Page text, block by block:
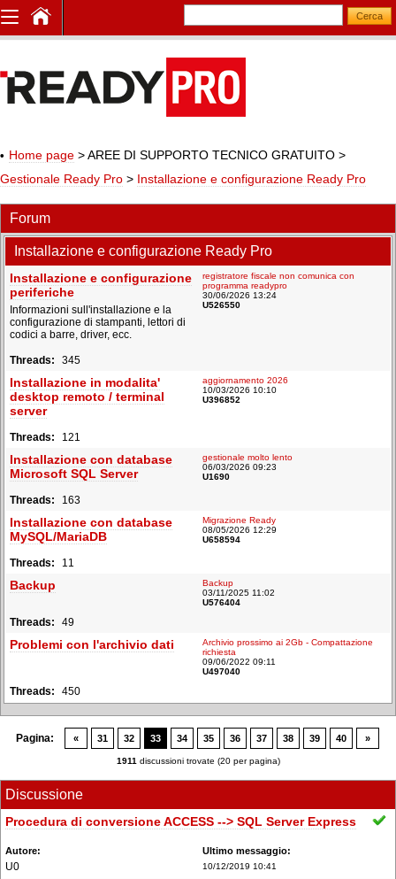
Home page > AREE DI SUPPORTO TECNICO GRATUITO >
Gestionale Ready Pro > Installazione e configurazione Ready Pro
Forum
Installazione e configurazione Ready Pro
Installazione e configurazione
periferiche
Informazioni sull'installazione e la
configurazione di stampanti, lettori di
codici a barre, driver, ecc.
345
registratore fiscale non comunica con
programma readypro
30/06/2026 13:24
U526550
Installazione in modalita'
desktop remoto / terminal
server
121
aggiornamento 2026
10/03/2026 10:10
U396852
Installazione con database
Microsoft SQL Server
163
gestionale molto lento
06/03/2026 09:23
U1690
Installazione con database
MySQL/MariaDB
11
Migrazione Ready
08/05/2026 12:29
U658594
Backup
49
Backup
03/11/2025 11:02
U576404
Problemi con l'archivio dati
450
Archivio prossimo ai 2Gb - Compattazione
richiesta
09/06/2022 09:11
U497040
Pagina: « 31 32 33 34 35 36 37 38 39 40 »
1911 discussioni trovate (20 per pagina)
Discussione
Procedura di conversione ACCESS --> SQL Server Express
U0 10/12/2019 10:41